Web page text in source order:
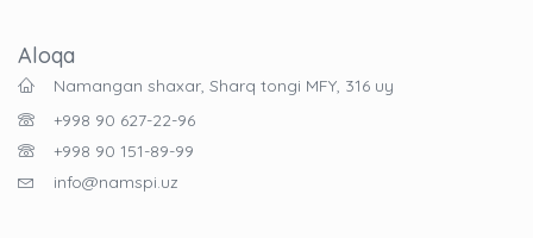
Aloqa
Namangan shaxar, Sharq tongi MFY, 316 uy
+998 90 627-22-96
+998 90 151-89-99
info@namspi.uz